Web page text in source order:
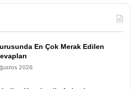
En Çok Merak Edilen
2026